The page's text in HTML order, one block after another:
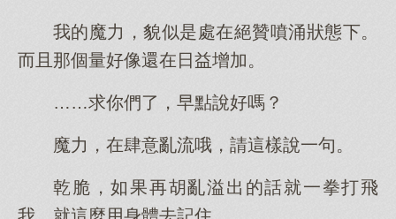
我的魔力，貌似是處在絕贊噴涌狀態下。
而且那個量好像還在日益增加。
……求你們了，早點說好嗎？
魔力，在肆意亂流哦，請這樣說一句。
乾脆，如果再胡亂溢出的話就一拳打飛